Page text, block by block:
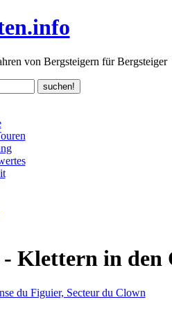
von Bergsteigern für Bergsteiger
- Klettern in den